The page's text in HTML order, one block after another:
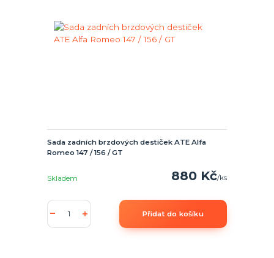
Sada zadních brzdových destiček ATE Alfa
Romeo 147 / 156 / GT
880 Kč/ks
Skladem
Přidat do košíku